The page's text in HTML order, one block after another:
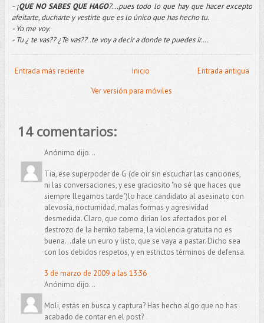
- ¡QUE NO SABES QUE HAGO?...pues todo lo que hay que hacer excepto
afeitarte, ducharte y vestirte que es lo único que has hecho tu.
- Yo me voy.
- Tu ¿ te vas?? ¿Te vas??..te voy a decir a donde te puedes ir….
Entrada más reciente Entrada antigua
Inicio
Ver versión para móviles
14 comentarios:
Anónimo dijo...
Tia, ese superpoder de G (de oir sin escuchar las canciones,
ni las conversaciones, y ese graciosito "no sé que haces que
siempre llegamos tarde")lo hace candidato al asesinato con
alevosía, nocturnidad, malas formas y agresividad
desmedida. Claro, que como dirían los afectados por el
destrozo de la herriko taberna, la violencia gratuita no es
buena...dale un euro y listo, que se vaya a pastar. Dicho sea
con los debidos respetos, y en estrictos términos de defensa.
3 de marzo de 2009 a las 13:36
Anónimo dijo...
Moli, estás en busca y captura? Has hecho algo que no has
acabado de contar en el post?